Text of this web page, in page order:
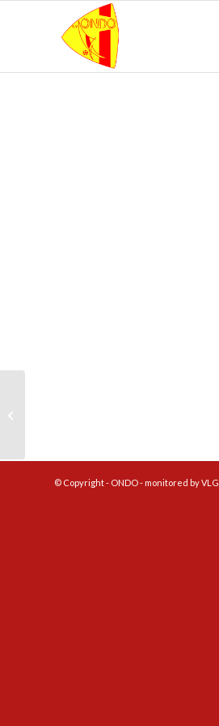
© Copyright - ONDO - monitored by VLG